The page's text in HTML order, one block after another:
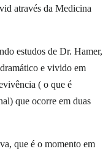
através da Medicina
estudos de Dr. Hamer,
e vivido em
( o que é
que ocorre em duas
que é o momento em